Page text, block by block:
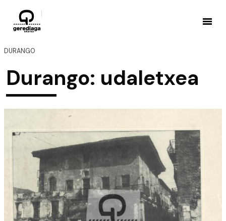
DURANGO
Durango: udaletxea